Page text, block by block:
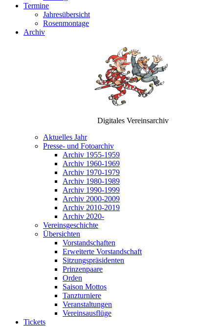
Termine
Jahresübersicht
Rosenmontage
Archiv
Digitales Vereinsarchiv
Aktuelles Jahr
Presse- und Fotoarchiv
Archiv 1955-1959
Archiv 1960-1969
Archiv 1970-1979
Archiv 1980-1989
Archiv 1990-1999
Archiv 2000-2009
Archiv 2010-2019
Archiv 2020-
Vereinsgeschichte
Übersichten
Vorstandschaften
Erweiterte Vorstandschaft
Sitzungspräsidenten
Prinzenpaare
Orden
Saison Mottos
Tanzturniere
Veranstaltungen
Vereinsausflüge
Tickets